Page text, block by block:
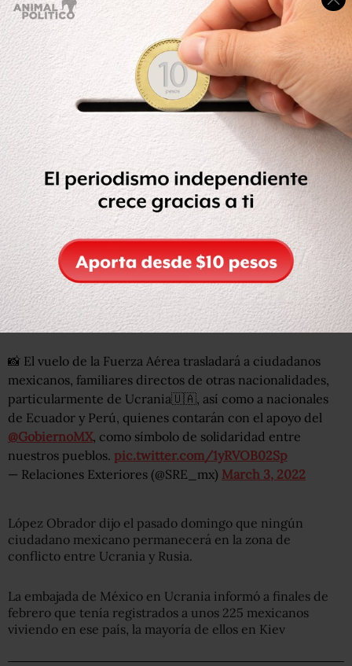
La cancillería precisó que viajan 44 mexicanos, 28
ciudadanos ucranianos, siete de Ecuador, uno de Perú y
uno de Australia.
Lee: 6 puntos clave para entender en qué punto está la
invasión de Rusia a Ucrania y sus consecuencias
En el vuelo, en donde van en total 138 personas, se
traslada también personal de la cancillería, del ejército
mexicano y periodistas.
📸 El vuelo de la Fuerza Aérea trasladará a ciudadanos
mexicanos, familiares directos de otras nacionalidades,
particularmente de Ucrania🇺🇦, así como a nacionales
de Ecuador y Perú, quienes contarán con el apoyo del
@GobiernoMX, como símbolo de solidaridad entre
nuestros pueblos. pic.twitter.com/1yRVOB02Sp
— Relaciones Exteriores (@SRE_mx) March 3, 2022
López Obrador dijo el pasado domingo que ningún
ciudadano mexicano permanecerá en la zona de
conflicto entre Ucrania y Rusia.
La embajada de México en Ucrania informó a finales de
febrero que tenía registrados a unos 225 mexicanos
viviendo en ese país, la mayoría de ellos en Kiev